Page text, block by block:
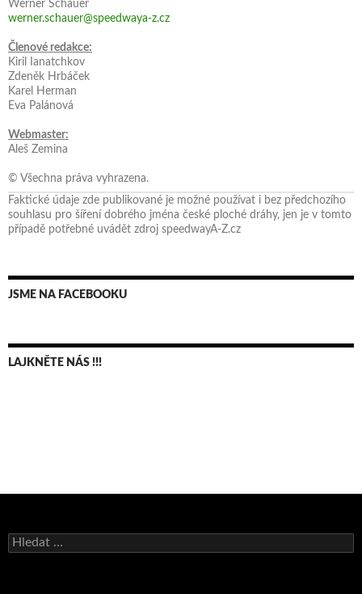
Werner Schauer
werner.schauer@speedwaya-z.cz
Členové redakce:
Kiril Ianatchkov
Zdeněk Hrbáček
Karel Herman
Eva Palánová
Webmaster:
Aleš Zemina
© Všechna práva vyhrazena.
Faktické údaje zde publikované je možné používat i bez předchozího
souhlasu pro šíření dobrého jména české ploché dráhy, jen je v tomto
případě potřebné uvádět zdroj speedwayA-Z.cz
JSME NA FACEBOOKU
LAJKNĚTE NÁS !!!
Vyhledávání
Bruno Belan se radoval z triumfu na domácí dráze!